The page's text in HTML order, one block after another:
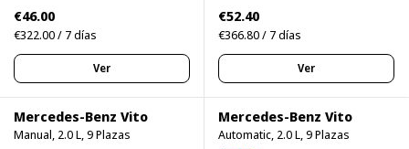
€46.00
€322.00 / 7 días
Ver
€52.40
€366.80 / 7 días
Ver
Mercedes-Benz Vito
Manual, 2.0 L, 9 Plazas
Mercedes-Benz Vito
Automatic, 2.0 L, 9 Plazas